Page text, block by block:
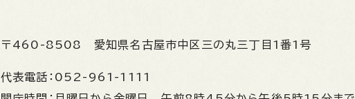
〒460-8508 愛知県名古屋市中区三の丸三丁目1番1号
代表電話： 052-961-1111